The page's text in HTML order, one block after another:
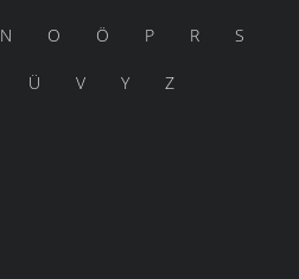
N O Ö P R S
Ü V Y Z